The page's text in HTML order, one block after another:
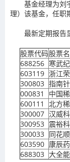
基金经理为刘
理）该基金，任职
最新定期报告
股票代码股票
688256 寒武纪
603119 浙江
300803 指南针
000831
中国
600111
北方
300007 汉威
300953 震裕
300033 同花顺
603590 康辰
688303 大全